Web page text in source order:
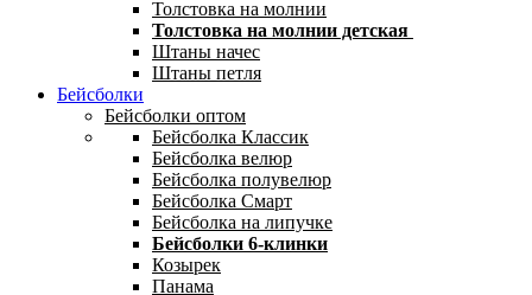
Толстовка на молнии
Толстовка на молнии детская
Штаны начес
Штаны петля
Бейсболки
Бейсболки оптом
Бейсболка Классик
Бейсболка велюр
Бейсболка полувелюр
Бейсболка Смарт
Бейсболка на липучке
Бейсболки 6-клинки
Козырек
Панама